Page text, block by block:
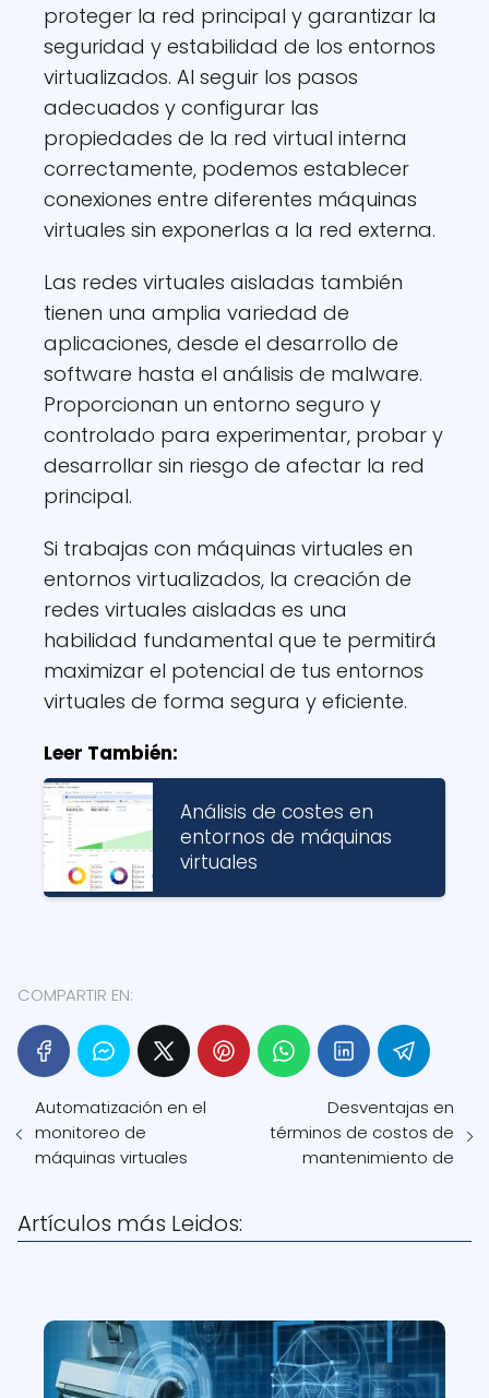
proteger la red principal y garantizar la
seguridad y estabilidad de los entornos
virtualizados. Al seguir los pasos
adecuados y configurar las
propiedades de la red virtual interna
correctamente, podemos establecer
conexiones entre diferentes máquinas
virtuales sin exponerlas a la red externa.
Las redes virtuales aisladas también
tienen una amplia variedad de
aplicaciones, desde el desarrollo de
software hasta el análisis de malware.
Proporcionan un entorno seguro y
controlado para experimentar, probar y
desarrollar sin riesgo de afectar la red
principal.
Si trabajas con máquinas virtuales en
entornos virtualizados, la creación de
redes virtuales aisladas es una
habilidad fundamental que te permitirá
maximizar el potencial de tus entornos
virtuales de forma segura y eficiente.
Leer También:
Análisis de costes en
entornos de máquinas
virtuales
COMPARTIR EN:
Automatización en el
monitoreo de
máquinas virtuales
Desventajas en
términos de costos de
mantenimiento de
Artículos más Leidos: